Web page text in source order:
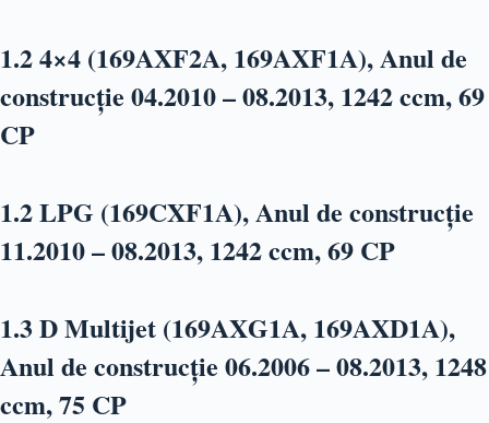
1.2 4×4 (169AXF2A, 169AXF1A), Anul de
construcție 04.2010 – 08.2013, 1242 ccm, 69
CP
1.2 LPG (169CXF1A), Anul de construcție
11.2010 – 08.2013, 1242 ccm, 69 CP
1.3 D Multijet (169AXG1A, 169AXD1A),
Anul de construcție 06.2006 – 08.2013, 1248
ccm, 75 CP